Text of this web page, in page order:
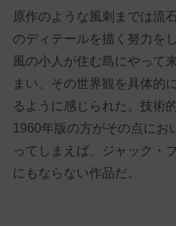
原作のような風刺までは流
のディテールを描く努力を
風の小人が住む島にやって
まい、その世界観を具体的
るように感じられた。技術
1960年版の方がその点にお
ってしまえば、ジャック・
にもならない作品だ。